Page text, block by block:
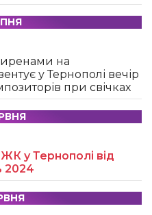
на
у Тернополі вечір
при свічках
ЖК у Тернополі від
2024